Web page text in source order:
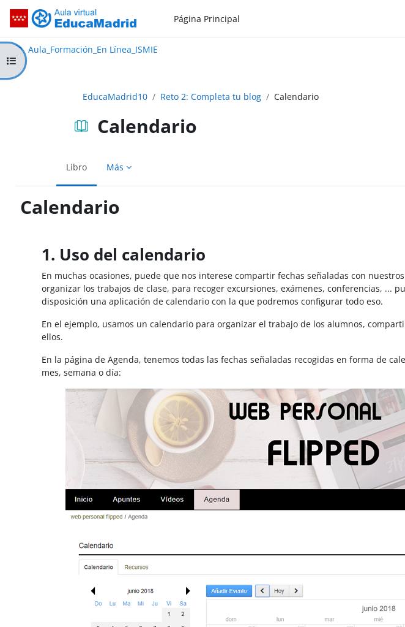
Aula_Formación_En Línea_ISMIEPágina Principal
Aula Virtual de EducaMadrid:
Aula_Formación_En Línea_ISMIE
Abrir índice del curso
EducaMadrid10 Reto 2: Completa tu blog Calendario
Calendario
Libro Más
Calendario
1. Uso del calendario
En muchas ocasiones, puede que nos interese compartir fechas señaladas con
organizar los trabajos de clase, para recoger excursiones, exámenes, conferencias, ...
disposición una aplicación de calendario con la que podremos configurar todo eso.
En el ejemplo, usamos un calendario para organizar el trabajo de los alumnos,
ellos.
En la página de Agenda, tenemos todas las fechas señaladas recogidas en forma de
mes, semana o día: